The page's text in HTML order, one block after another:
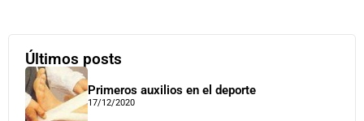
Últimos posts
Primeros auxilios en el deporte
17/12/2020